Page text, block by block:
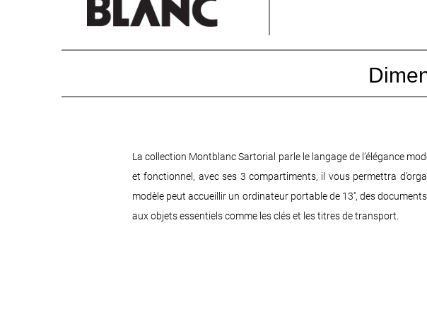
La collection Montblanc Sartorial parle le langage de l’élégance
et fonctionnel, avec ses 3 compartiments, il vous permettra
modèle peut accueillir un ordinateur portable de 13'', des
aux objets essentiels comme les clés et les titres de transport.